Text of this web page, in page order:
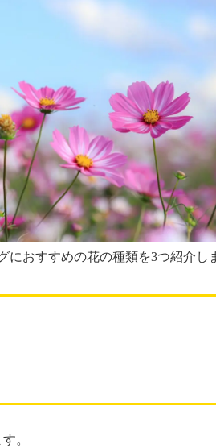
におすすめの花の種類を3つ紹介し
。